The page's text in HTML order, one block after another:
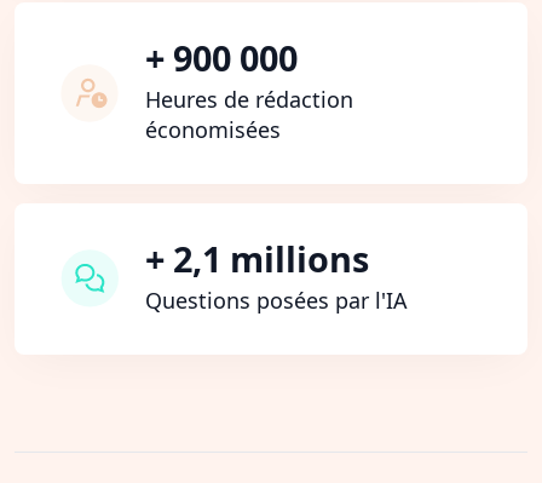
+ 900 000
Heures de rédaction
économisées
+ 2,1 millions
Questions posées par l'IA